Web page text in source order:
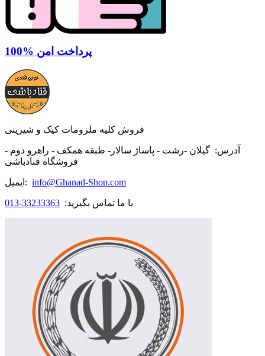
100% پرداخت امن
فروش کلیه ملزومات کیک و شیرینی
آدرس: گیلان -رشت - پاساژ سالار- طبقه همکف - راهرو دوم -
فروشگاه قنادباشی
ایمیل: info@Ghanad-Shop.com
با ما تماس بگیرید: 33233363-013